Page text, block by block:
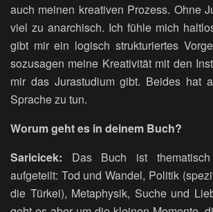
auch meinen kreativen Prozess. Ohne
viel zu anarchisch. Ich fühle mich
gibt mir ein logisch strukturiertes
sozusagen meine Kreativität mit den
mir das Jurastudium gibt. Beides hat
Sprache zu tun.
Worum geht es in deinem Buch?
Saricicek: Das Buch ist
aufgeteilt: Tod und Wandel, Politik
die Türkei), Metaphysik, Suche und